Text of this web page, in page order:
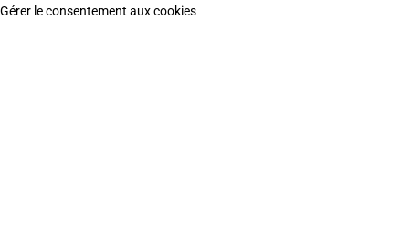
Gérer le consentement aux cookies